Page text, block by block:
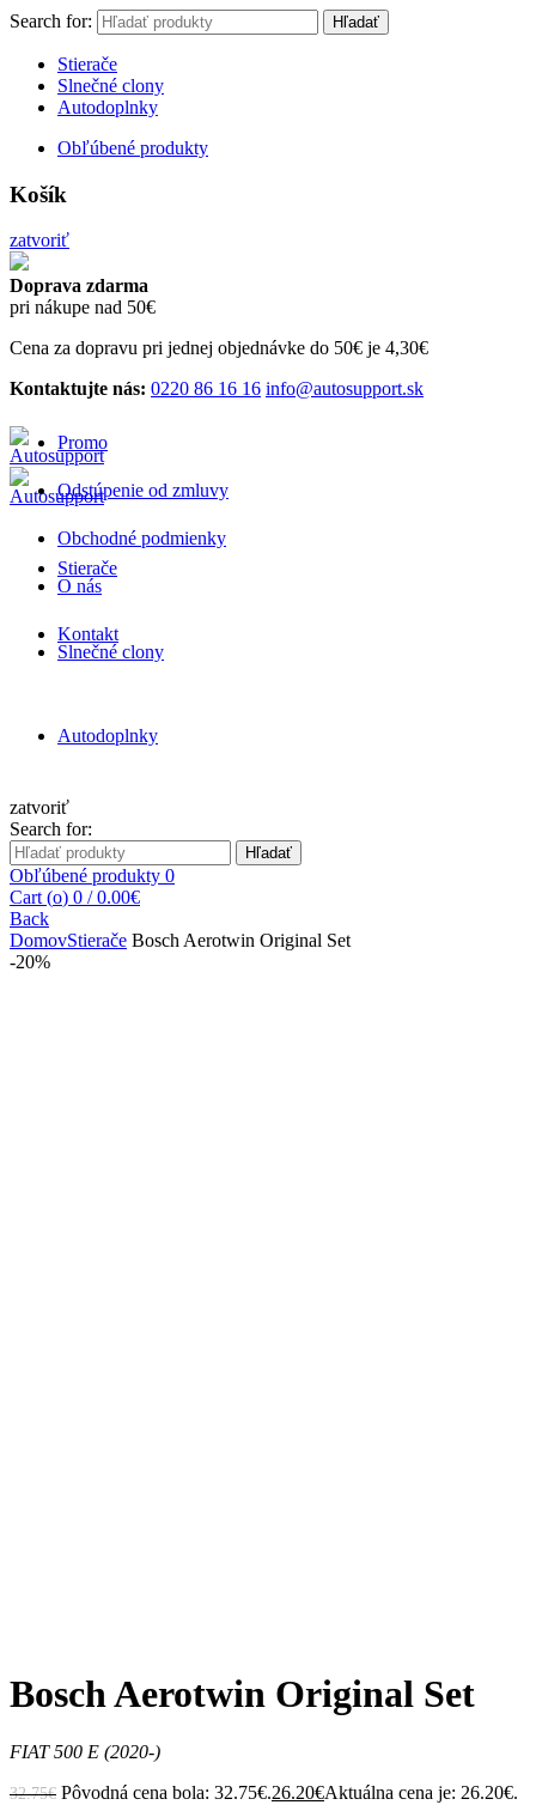
Search for: Hľadať
Stierače
Slnečné clony
Autodoplnky
Obľúbené produkty
Košík
zatvoriť
Doprava zdarma
pri nákupe nad 50€
Cena za dopravu pri jednej objednávke do 50€ je 4,30€
Kontaktujte nás: 0220 86 16 16 info@autosupport.sk
Promo
Odstúpenie od zmluvy
Obchodné podmienky
O nás
Kontakt
Stierače
Slnečné clony
Autodoplnky
zatvoriť
Search for:
Hľadať
Obľúbené produkty 0
Cart (o) 0 / 0.00€
Back
DomovStierače Bosch Aerotwin Original Set
-20%
Bosch Aerotwin Original Set
FIAT 500 E (2020-)
32.75€ Pôvodná cena bola: 32.75€.26.20€Aktuálna cena je: 26.20€.